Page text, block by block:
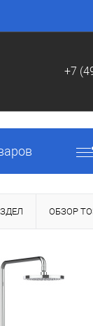
+7
ОБЗОР